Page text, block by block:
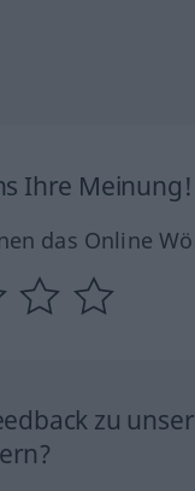
Ihre Meinung!
das Online
zu